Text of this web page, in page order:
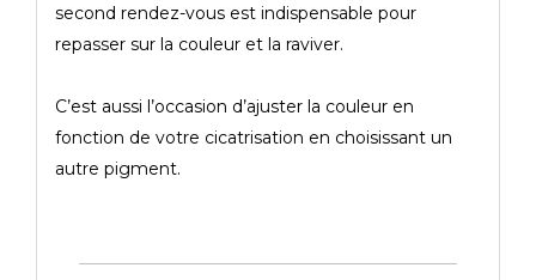
second rendez-vous est indispensable pour
repasser sur la couleur et la raviver.
C’est aussi l’occasion d’ajuster la couleur en
fonction de votre cicatrisation en choisissant un
autre pigment.